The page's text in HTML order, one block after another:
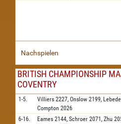
Nachspielen
BRITISH CHAMPIONSHIP
COVENTRY
1-5. Villiers 2227, Onslow 2199,
Compton 2026
6-16. Eames 2144, Schroer 2071, Zhu